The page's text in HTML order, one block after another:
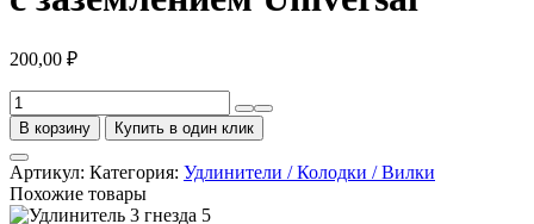
200,00 ₽
Количество
товара
Удлинитель
2
гнезда
2
В корзину Купить в один клик
Артикул: Категория: Удлинители / Колодки / Вилки
Похожие товары